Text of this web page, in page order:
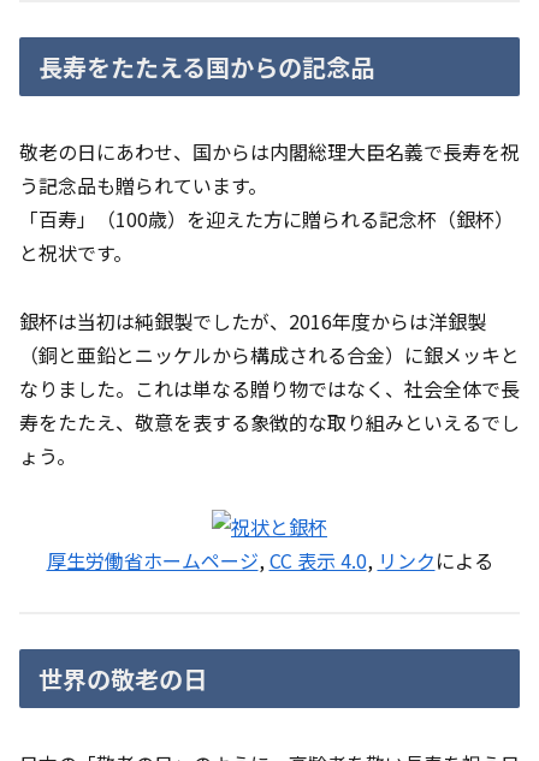
長寿をたたえる国からの記念品
敬老の日にあわせ、国からは内閣総理大臣名義で長寿を祝
う記念品も贈られています。
「百寿」（100歳）を迎えた方に贈られる記念杯（銀杯）
と祝状です。
銀杯は当初は純銀製でしたが、2016年度からは洋銀製
（銅と亜鉛とニッケルから構成される合金）に銀メッキと
なりました。これは単なる贈り物ではなく、社会全体で長
寿をたたえ、敬意を表する象徴的な取り組みといえるでし
ょう。
厚生労働省ホームページ,CC 表示 4.0, リンクによる
世界の敬老の日